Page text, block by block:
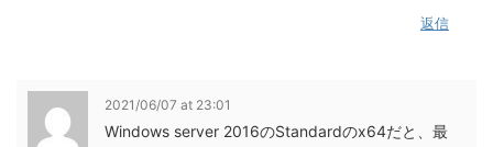
返信
2021/06/07 at 23:01
Windows server 2016のStandardのx64だと、最